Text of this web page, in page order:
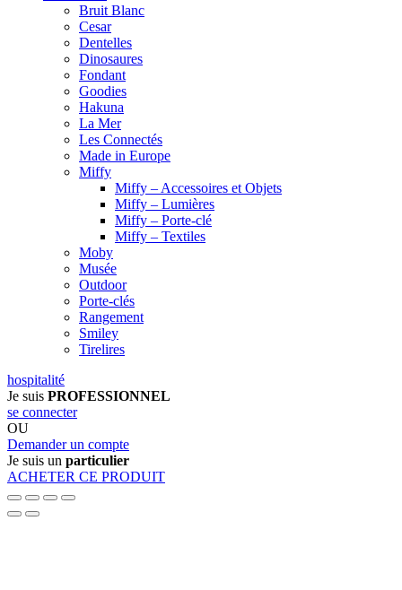
Bruit Blanc
Cesar
Dentelles
Dinosaures
Fondant
Goodies
Hakuna
La Mer
Les Connectés
Made in Europe
Miffy
Miffy – Accessoires et Objets
Miffy – Lumières
Miffy – Porte-clé
Miffy – Textiles
Moby
Musée
Outdoor
Porte-clés
Rangement
Smiley
Tirelires
hospitalité
Je suis PROFESSIONNEL
se connecter
OU
Demander un compte
Je suis un particulier
ACHETER CE PRODUIT